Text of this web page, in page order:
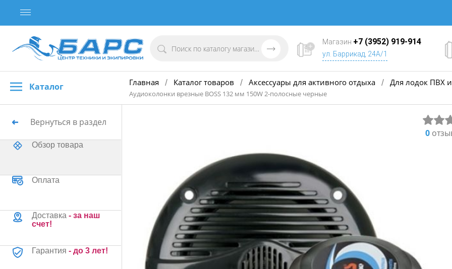
Магазин +7 (3952) 919-914
ул. Баррикад, 24А/1
Каталог Главная / Каталог товаров / Аксессуары для активного отдыха / Для лодок ПВХ
Аудиоколонки врезные BOSS 132 мм 150W 2-полосные черные
Вернуться в раздел
Обзор товара
Оплата
Доставка - за наш
счет!
Гарантия - до 3 лет!
0